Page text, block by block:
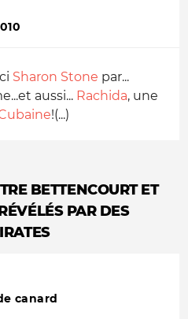
Sharon Stone par...
...et aussi... Rachida, une
!(...)
BETTENCOURT ET
PAR DES
canard